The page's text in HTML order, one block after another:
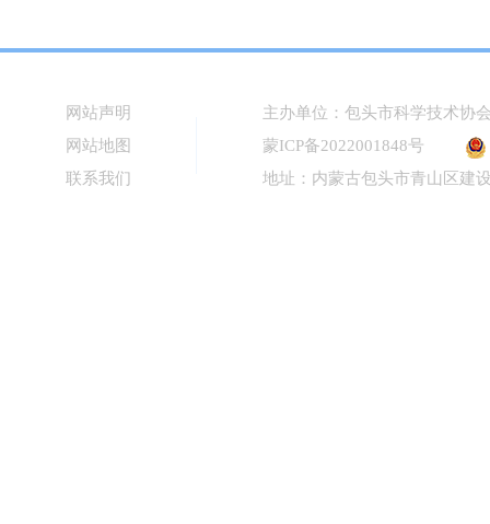
网站声明
网站地图
联系我们
主办单位：包头市科学技术协
蒙ICP备2022001848号
地址：内蒙古包头市青山